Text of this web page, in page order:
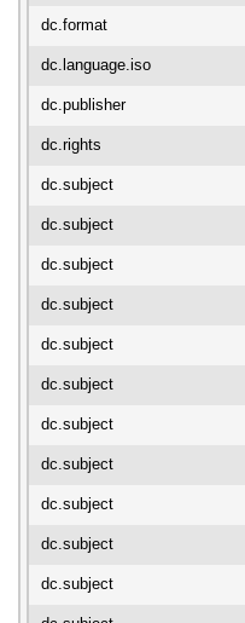
dc.format
dc.language.iso
dc.publisher
dc.rights
dc.subject
dc.subject
dc.subject
dc.subject
dc.subject
dc.subject
dc.subject
dc.subject
dc.subject
dc.subject
dc.subject